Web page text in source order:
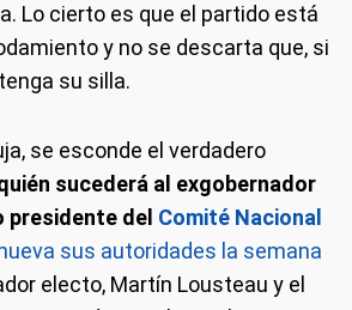
Lo cierto es que el partido está
y no se descarta que, si
su silla.
se esconde el verdadero
sucederá al exgobernador
presidente del Comité Nacional
sus autoridades la semana
electo, Martín Lousteau y el